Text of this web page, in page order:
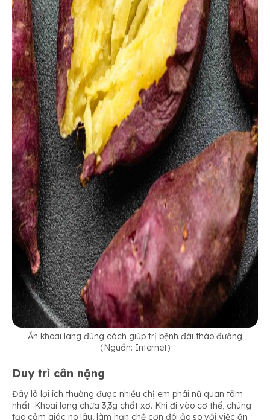
Ăn khoai lang đúng cách giúp trị bệnh đái tháo đường
(Nguồn: Internet)
Duy trì cân nặng
Đây là lợi ích thường được nhiều chị em phái nữ quan tâm
nhất. Khoai lang chứa 3,3g chất xơ. Khi đi vào cơ thể, chúng
tạo cảm giác no lâu, làm hạn chế cơn đói ảo so với việc ăn